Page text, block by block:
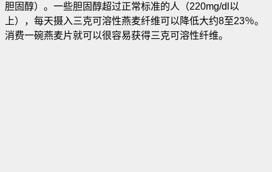
胆固醇） 。一些胆固醇超过正常标准的人（220mg/dl以
上），每天摄入三克可溶性燕麦纤维可以降低大约8至23％。
消费一碗燕麦片就可以很容易获得三克可溶性纤维。